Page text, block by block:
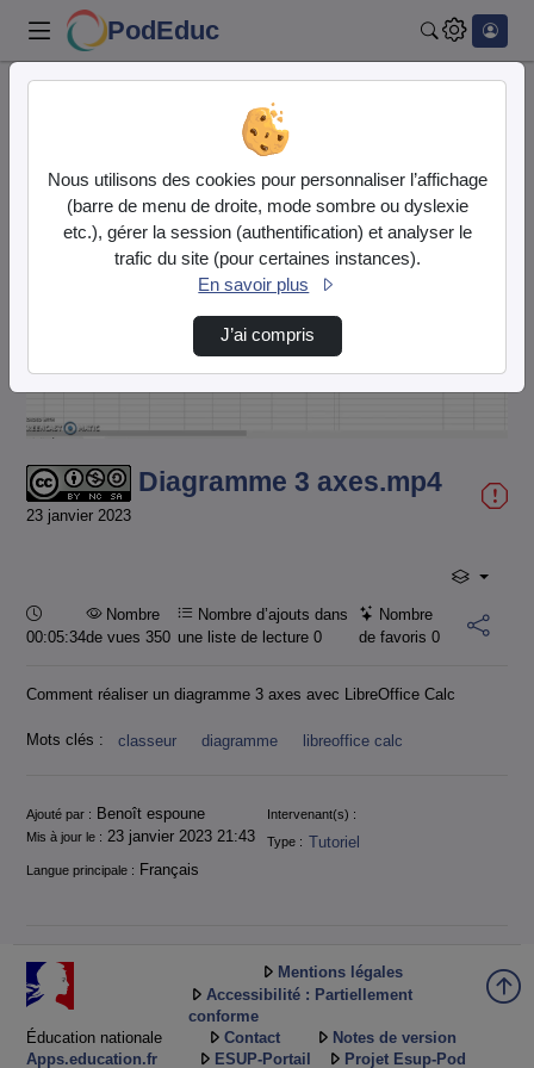
PodEduc
Diagramme 3 axes.mp4
Lire
la
Diagramme 3 axes.mp4
23 janvier 2023
Durée :
00:05:34
Nombre
de vues 350
Nombre d’ajouts dans
une liste de lecture0
Nombre
de favoris 0
Comment réaliser un diagramme 3 axes avec LibreOffice Calc
Mots clés : classeur diagramme libreoffice calc
Informations
Ajouté par : Benoît espoune
Intervenant(s) :
Mis à jour le : 23 janvier 2023 21:43 Type : Tutoriel
Langue principale : Français
Éducation nationale
Apps.education.fr
Mentions légales
Accessibilité : Partiellement
conforme
Contact
Notes de version
ESUP-Portail
Projet Esup-Pod
Nous utilisons des cookies pour personnaliser l’affichage
(barre de menu de droite, mode sombre ou dyslexie
etc.), gérer la session (authentification) et analyser le
trafic du site (pour certaines instances).
En savoir plus
J’ai compris